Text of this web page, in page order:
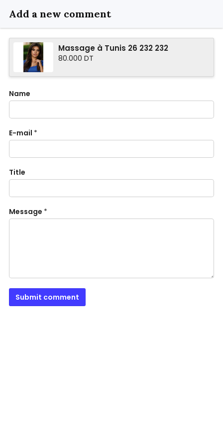
Add a new comment
Massage à Tunis 26 232 232
80.000 DT
Name
E-mail *
Title
Message *
Submit comment